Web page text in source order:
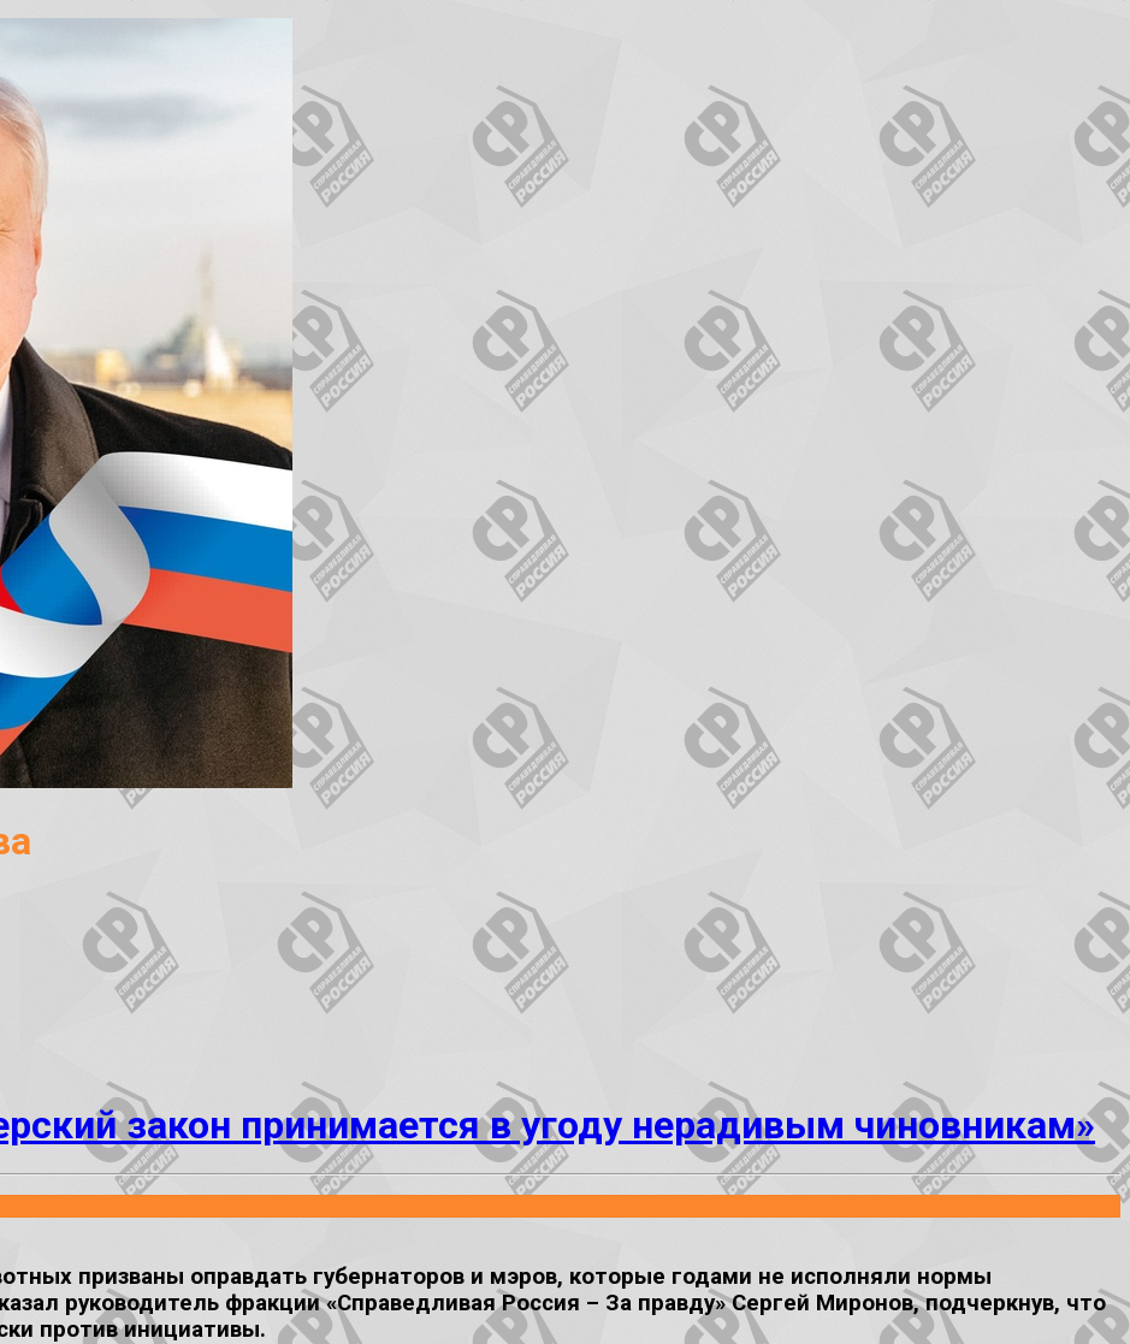
закон принимается в угоду нерадивым чиновникам»
призваны оправдать губернаторов и мэров, которые годами не исполняли нормы
руководитель фракции «Справедливая Россия – За правду» Сергей Миронов, подчеркнув, что
против инициативы.